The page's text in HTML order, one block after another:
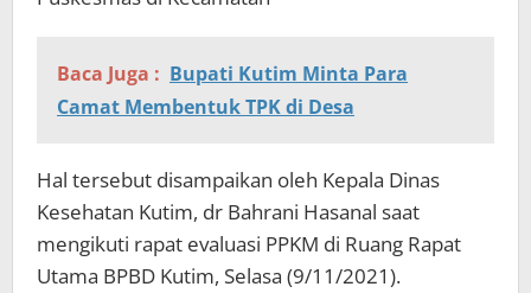
Baca Juga : Bupati Kutim Minta Para
Camat Membentuk TPK di Desa
Hal tersebut disampaikan oleh Kepala Dinas
Kesehatan Kutim, dr Bahrani Hasanal saat
mengikuti rapat evaluasi PPKM di Ruang Rapat
Utama BPBD Kutim, Selasa (9/11/2021).